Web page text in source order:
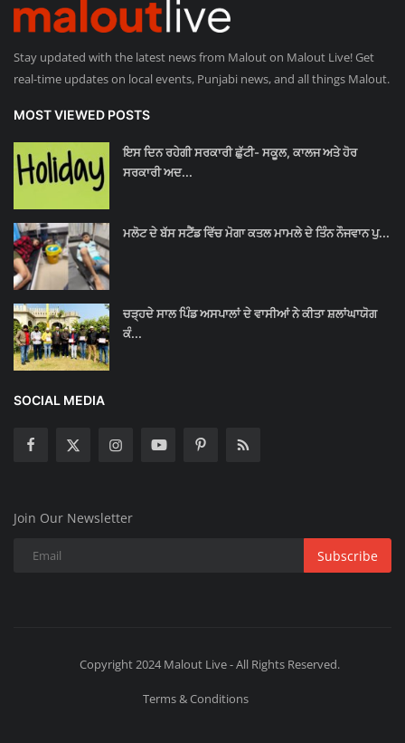
Stay updated with the latest news from Malout on Malout Live! Get
real-time updates on local events, Punjabi news, and all things Malout.
MOST VIEWED POSTS
ਇਸ ਦਿਨ ਰਹੇਗੀ ਸਰਕਾਰੀ ਛੁੱਟੀ- ਸਕੂਲ, ਕਾਲਜ ਅਤੇ ਹੋਰ
ਸਰਕਾਰੀ ਅਦ...
ਮਲੋਟ ਦੇ ਬੱਸ ਸਟੈਂਡ ਵਿੱਚ ਮੋਗਾ ਕਤਲ ਮਾਮਲੇ ਦੇ ਤਿੰਨ ਨੌਜਵਾਨ ਪੁ...
ਚੜ੍ਹਦੇ ਸਾਲ ਪਿੰਡ ਅਸਪਾਲਾਂ ਦੇ ਵਾਸੀਆਂ ਨੇ ਕੀਤਾ ਸ਼ਲਾਂਘਾਯੋਗ
ਕੰ...
SOCIAL MEDIA
Join Our Newsletter
Subscribe
Copyright 2024 Malout Live - All Rights Reserved.
Terms & Conditions